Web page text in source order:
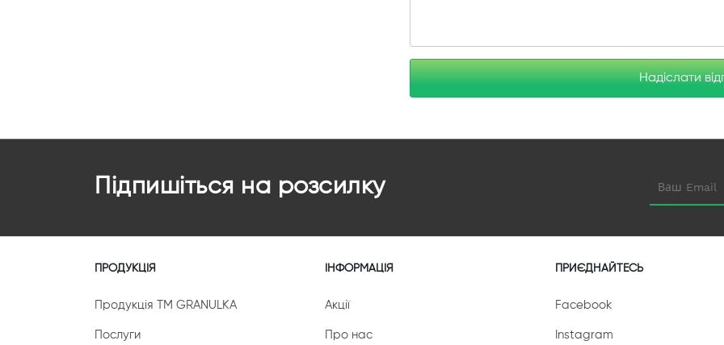
Надіслати
Підпишіться на розсилку
ПРОДУКЦІЯ
Продукція ТМ GRANULKA
Послуги
ІНФОРМАЦІЯ
Акції
Про нас
ПРИЄДНАЙТЕСЬ
Facebook
Instagram